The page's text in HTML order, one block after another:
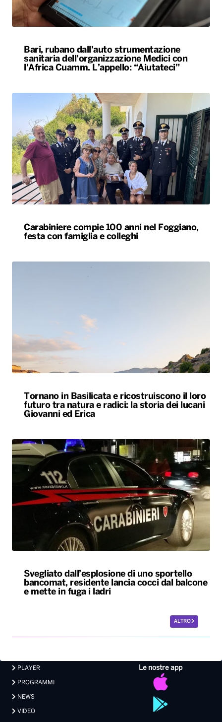
Carabiniere compie 100 anni nel Foggiano,
festa con famiglia e colleghi
Tornano in Basilicata e ricostruiscono il loro
futuro tra natura e radici: la storia dei lucani
Giovanni ed Erica
Svegliato dall’esplosione di uno sportello
bancomat, residente lancia cocci dal balcone
e mette in fuga i ladri
ALTRO
PLAYER
LAVORA CON NOI